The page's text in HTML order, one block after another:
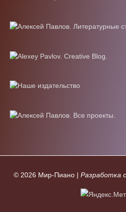
© 2026 Мир-Пиано| Разработка